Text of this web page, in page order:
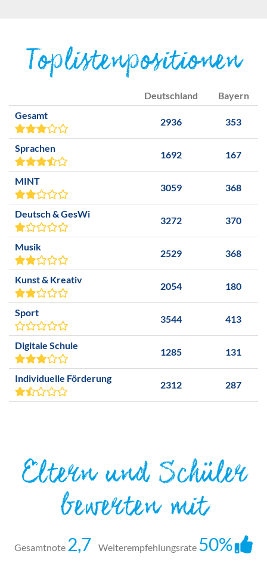
Toplistenpositionen
Deutschland
Bayern
Gesamt
2936 353
Sprachen
1692 167
MINT
3059 368
Deutsch & GesWi
3272 370
Musik
2529 368
Kunst & Kreativ
2054 180
Sport
3544 413
Digitale Schule
1285 131
Individuelle Förderung
2312 287
Eltern und Schüler
bewerten mit
Gesamtnote 2,7 Weiterempfehlungsrate 50%